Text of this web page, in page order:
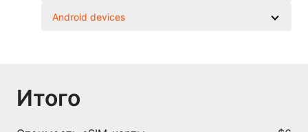
Android devices
Итого